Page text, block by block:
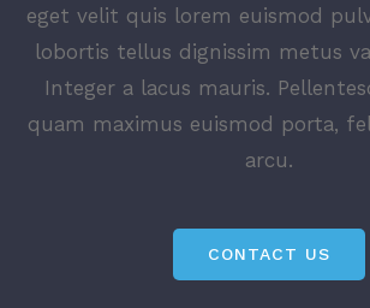
eget velit quis lorem euismod
lobortis tellus dignissim metus
Integer a lacus mauris.
quam maximus euismod porta,
arcu.
CONTACT US